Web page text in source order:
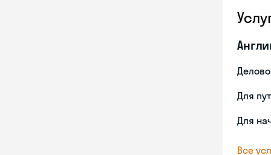
Для
Для
Все